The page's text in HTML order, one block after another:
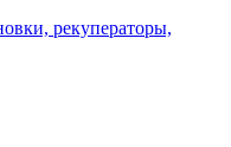
рекуператоры,